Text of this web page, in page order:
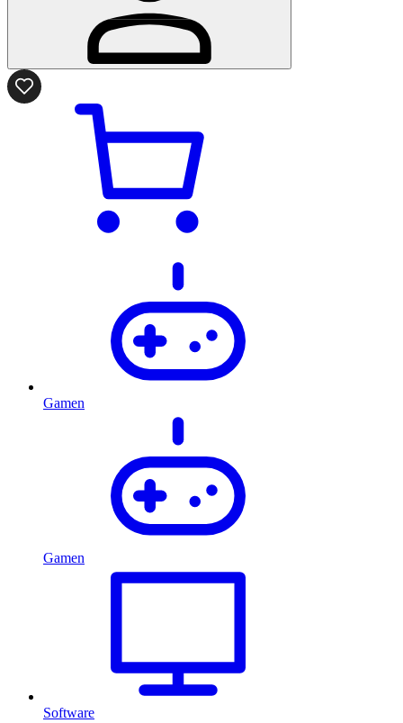
Gamen
Gamen
Software